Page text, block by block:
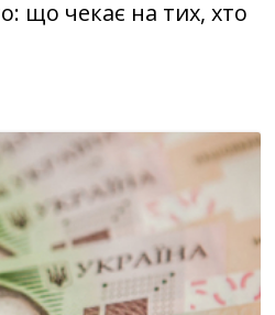
що чекає на тих, хто